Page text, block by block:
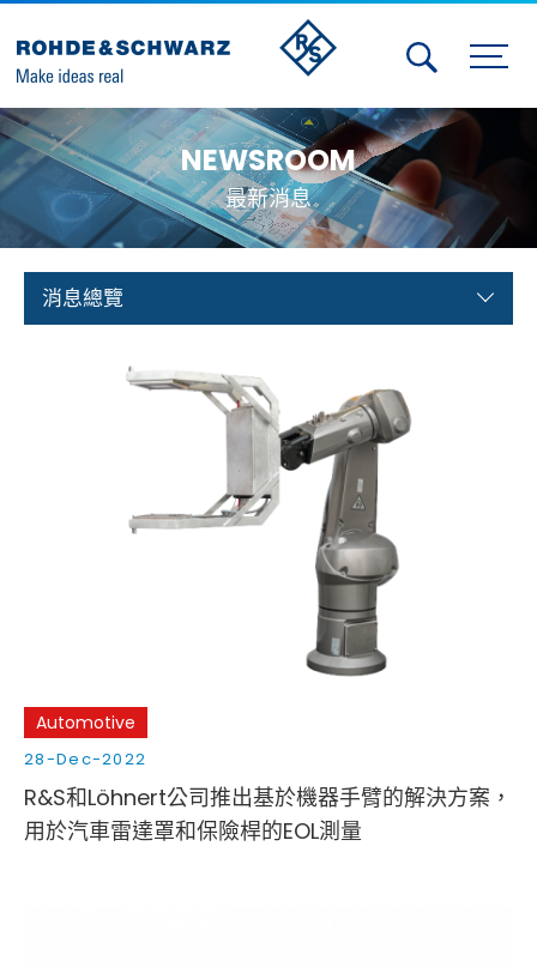
Activities
Contact Us
Member
Calendar
Test and Measurement
Aerospace | Defense | Security
Broadcast and Media
NEWSROOM
最新消息
消息總覽
Automotive
28-Dec-2022
R&S和Löhnert公司推出基於機器手臂的解決方案，
用於汽車雷達罩和保險桿的EOL測量